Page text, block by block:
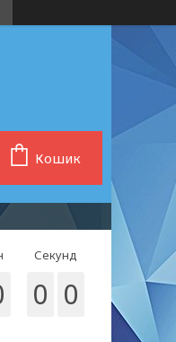
Кошик
Секунд
0 0